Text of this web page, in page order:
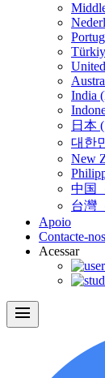
India
日本
대한
New
中国
台灣
Apoio
Contacte-nos
Acessar
menu